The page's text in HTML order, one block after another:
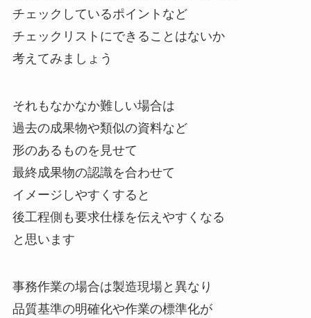
チェックしているポイントなど
チェックリストにできることはないか
考えてみましょう
それもなかなか難しい場合は
過去の成果物や類似の資料など
形のあるものを見せて
最終成果物の認識を合わせて
イメージしやすくすると
後工程側も要求仕様を伝えやすくなる
と思います
事務作業の場合は製造現場と異なり
品質基準の明確化や作業の標準化が